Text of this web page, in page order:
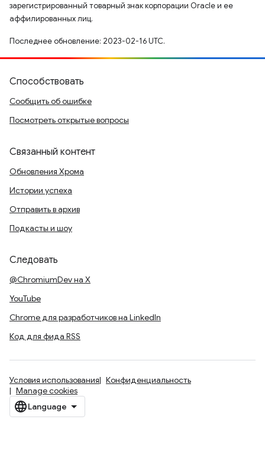
зарегистрированный товарный знак корпорации Oracle и ее
аффилированных лиц.
Последнее обновление: 2023-02-16 UTC.
Способствовать
Сообщить об ошибке
Посмотреть открытые вопросы
Связанный контент
Обновления Хрома
Истории успеха
Отправить в архив
Подкасты и шоу
Следовать
@ChromiumDev на X
YouTube
Chrome для разработчиков на LinkedIn
Код для фида RSS
Условия использования
Конфиденциальность
Manage cookies